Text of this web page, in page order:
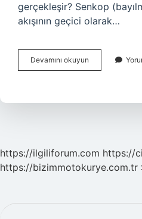
gerçekleşir? Senkop
akışının geçici olarak…
Devamını okuyun Bayılmaya
Ne
https://ilgiliforum.com https://
https://bizimmotokurye.com.tr